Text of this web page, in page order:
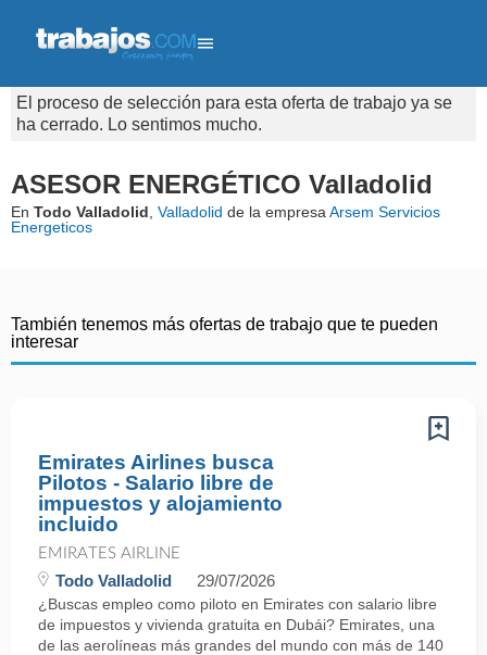
El proceso de selección para esta oferta de trabajo ya se
ha cerrado. Lo sentimos mucho.
ASESOR ENERGÉTICO Valladolid
En Todo Valladolid Valladolid de la empresa Arsem Servicios
Energeticos
También tenemos más ofertas de trabajo que te pueden
interesar
Emirates Airlines busca
Pilotos - Salario libre de
impuestos y alojamiento
incluido
EMIRATES AIRLINE
Todo Valladolid 29/07/2026
¿Buscas empleo como piloto en Emirates con salario libre
de impuestos y vivienda gratuita en Dubái? Emirates, una
de las aerolíneas más grandes del mundo con más de 140